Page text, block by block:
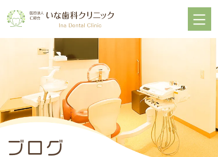
ブログ